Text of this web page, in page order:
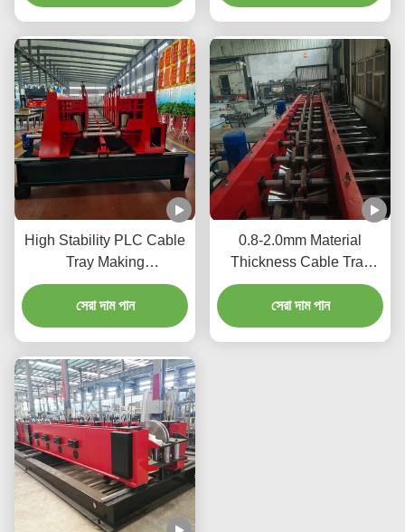
High Stability PLC Cable
Tray Making
Machine 12m/Min 2-15kw
For Efficient Production
সেরা দাম পান
0.8-2.0mm Material
Thickness Cable Tray
Production Equipment
Hydraulic Cutting 2-15kw
সেরা দাম পান